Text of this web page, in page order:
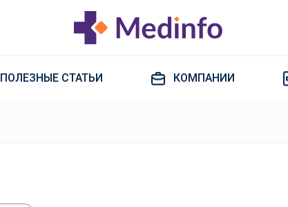
ПОЛЕЗНЫЕ СТАТЬИ КОМПАНИИ